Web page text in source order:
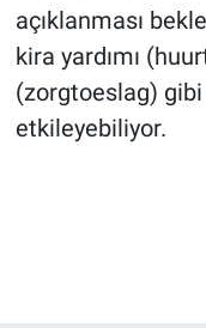
açıklanması
kira yardımı
(zorgtoeslag) gibi
etkileyebiliyor.